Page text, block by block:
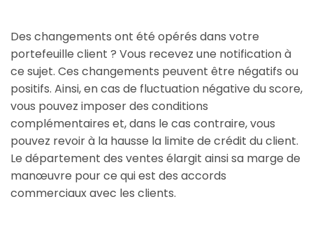
Des changements ont été opérés dans votre
portefeuille client ? Vous recevez une notification à
ce sujet. Ces changements peuvent être négatifs ou
positifs. Ainsi, en cas de fluctuation négative du score,
vous pouvez imposer des conditions
complémentaires et, dans le cas contraire, vous
pouvez revoir à la hausse la limite de crédit du client.
Le département des ventes élargit ainsi sa marge de
manœuvre pour ce qui est des accords
commerciaux avec les clients.